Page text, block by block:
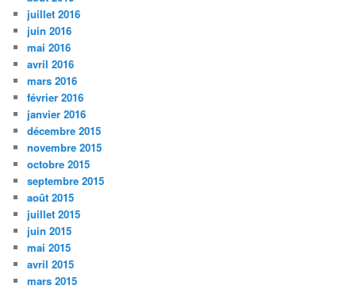
juillet 2016
juin 2016
mai 2016
avril 2016
mars 2016
février 2016
janvier 2016
décembre 2015
novembre 2015
octobre 2015
septembre 2015
août 2015
juillet 2015
juin 2015
mai 2015
avril 2015
mars 2015